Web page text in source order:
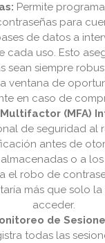
Permite
para
de datos a
cada uso. Esto
sean siempre
ventana de
en caso de
(MFA)
de seguridad al
antes de
o a los
el robo de
más que solo
acceder.
de
todas las